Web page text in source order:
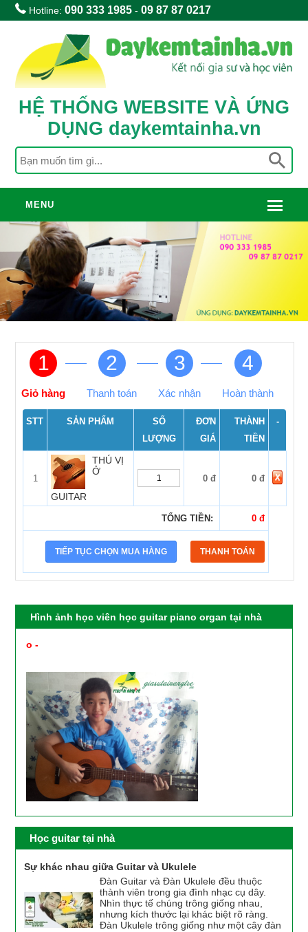
Hotline:090 333 1985 -09 87 87 0217
HỆ THỐNG WEBSITE VÀ ỨNG
DỤNG daykemtainha.vn
MENU
1
Giỏ hàng
2
Thanh toán
3
Xác nhận
4
Hoàn thành
STT SẢN PHẨM
SỐ
LƯỢNG
ĐƠN
GIÁ
THÀNH
TIỀN
-
1
THÚ VỊ
Ở
GUITAR
0 đ 0 đ
TỔNG TIỀN: 0 đ
Hình ảnh học viên học guitar piano organ tại nhà
o -
Học guitar tại nhà
Sự khác nhau giữa Guitar và Ukulele
Đàn Guitar và Đàn Ukulele đều thuộc
thành viên trong gia đình nhạc cụ dây.
Nhìn thực tế chúng trông giống nhau,
nhưng kích thước lại khác biệt rõ ràng.
Đàn Ukulele trông giống như một cây đàn